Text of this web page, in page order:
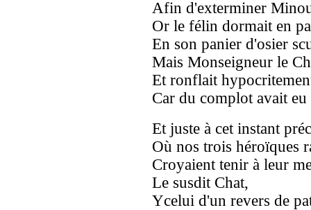
Afin d'exterminer
Or le félin dormait en
En son panier d'osier
Mais Monseigneur le
Et ronflait
Car du complot avait eu
Et juste à cet instant
Où nos trois héroïques
Croyaient tenir à leur
Le susdit Chat,
Ycelui d'un revers de